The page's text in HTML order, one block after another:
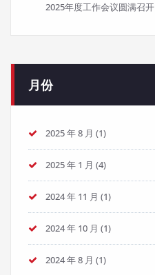
2025年度工作会议圆满召开
月份
2025 年 8 月 (1)
2025 年 1 月 (4)
2024 年 11 月 (1)
2024 年 10 月 (1)
2024 年 8 月 (1)